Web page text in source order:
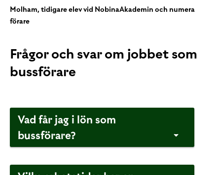
Molham, tidigare elev vid NobinaAkademin och numera
förare
Frågor och svar om jobbet som
bussförare
Vad får jag i lön som
bussförare?